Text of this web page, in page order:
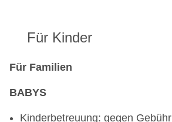
Für Kinder
Für Familien
BABYS
Kinderbetreuung: gegen Gebühr